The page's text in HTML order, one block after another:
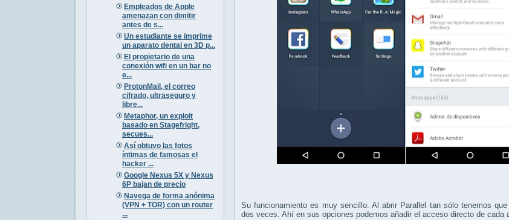
Empleados de Apple
amenazan con dimitir
antes de s...
Un estudiante se imprime
un aparato dental en 3D p...
El propietario de una
conexión wifi en un bar no
e...
ProtonMail, el correo
cifrado, ultraseguro y
libre...
Metaphor, un exploit
basado en Stagefright,
secues...
Así obtuvo las fotos
íntimas de famosas el
hacker ...
Google Nexus 5X y Nexus
6P bajan de precio
Navega de forma anónima
(VPN + TOR) con un router
...
Su funcionamiento es muy sencillo. Al abrir Parallel tan sólo tenemos
dos veces. Ahí en sus opciones podemos añadir el acceso directo de cada